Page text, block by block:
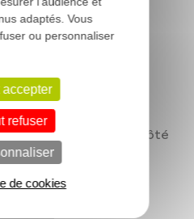
côté conducteur et côté
places. assise fixe.
adaptés. Vous
ou personnaliser
accepter
refuser
de cookies